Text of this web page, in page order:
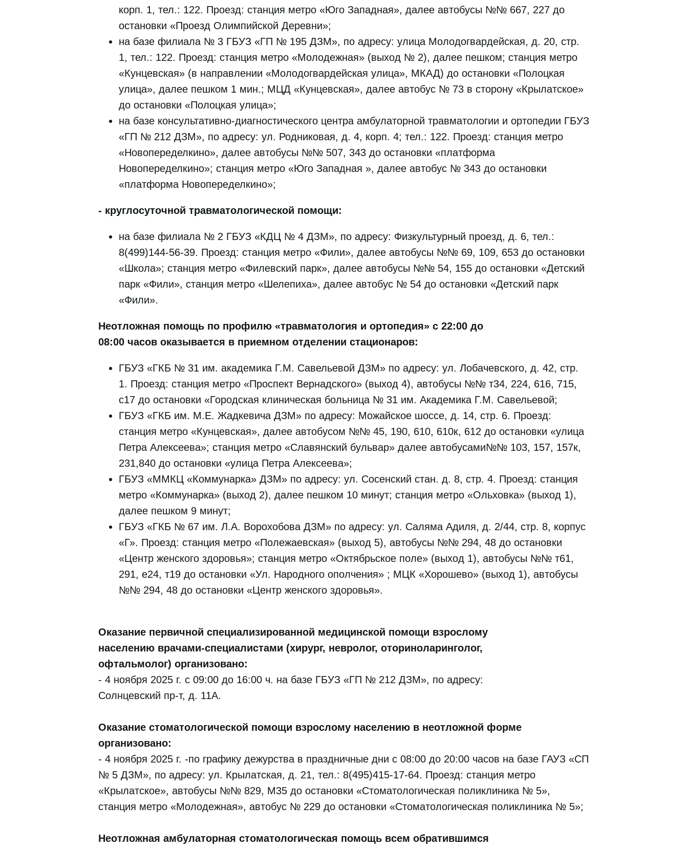
корп. 1, тел.: 122. Проезд: станция метро «Юго Западная», далее автобусы №№ 667, 227 до
остановки «Проезд Олимпийской Деревни»;
на базе филиала № 3 ГБУЗ «ГП № 195 ДЗМ», по адресу: улица Молодогвардейская, д. 20, стр.
1, тел.: 122. Проезд: станция метро «Молодежная» (выход № 2), далее пешком; станция метро
«Кунцевская» (в направлении «Молодогвардейская улица», МКАД) до остановки «Полоцкая
улица», далее пешком 1 мин.; МЦД «Кунцевская», далее автобус № 73 в сторону «Крылатское»
до остановки «Полоцкая улица»;
на базе консультативно-диагностического центра амбулаторной травматологии и ортопедии ГБУЗ
«ГП № 212 ДЗМ», по адресу: ул. Родниковая, д. 4, корп. 4; тел.: 122. Проезд: станция метро
«Новопеределкино», далее автобусы №№ 507, 343 до остановки «платформа
Новопеределкино»; станция метро «Юго Западная », далее автобус № 343 до остановки
«платформа Новопеределкино»;
- круглосуточной травматологической помощи:
на базе филиала № 2 ГБУЗ «КДЦ № 4 ДЗМ», по адресу: Физкультурный проезд, д. 6, тел.:
8(499)144-56-39. Проезд: станция метро «Фили», далее автобусы №№ 69, 109, 653 до остановки
«Школа»; станция метро «Филевский парк», далее автобусы №№ 54, 155 до остановки «Детский
парк «Фили», станция метро «Шелепиха», далее автобус № 54 до остановки «Детский парк
«Фили».
Неотложная помощь по профилю «травматология и ортопедия» с 22:00 до
08:00 часов оказывается в приемном отделении стационаров:
ГБУЗ «ГКБ № 31 им. академика Г.М. Савельевой ДЗМ» по адресу: ул. Лобачевского, д. 42, стр.
1. Проезд: станция метро «Проспект Вернадского» (выход 4), автобусы №№ т34, 224, 616, 715,
с17 до остановки «Городская клиническая больница № 31 им. Академика Г.М. Савельевой;
ГБУЗ «ГКБ им. М.Е. Жадкевича ДЗМ» по адресу: Можайское шоссе, д. 14, стр. 6. Проезд:
станция метро «Кунцевская», далее автобусом №№ 45, 190, 610, 610к, 612 до остановки «улица
Петра Алексеева»; станция метро «Славянский бульвар» далее автобусами№№ 103, 157, 157к,
231,840 до остановки «улица Петра Алексеева»;
ГБУЗ «ММКЦ «Коммунарка» ДЗМ» по адресу: ул. Сосенский стан. д. 8, стр. 4. Проезд: станция
метро «Коммунарка» (выход 2), далее пешком 10 минут; станция метро «Ольховка» (выход 1),
далее пешком 9 минут;
ГБУЗ «ГКБ № 67 им. Л.А. Ворохобова ДЗМ» по адресу: ул. Саляма Адиля, д. 2/44, стр. 8, корпус
«Г». Проезд: станция метро «Полежаевская» (выход 5), автобусы №№ 294, 48 до остановки
«Центр женского здоровья»; станция метро «Октябрьское поле» (выход 1), автобусы №№ т61,
291, е24, т19 до остановки «Ул. Народного ополчения» ; МЦК «Хорошево» (выход 1), автобусы
№№ 294, 48 до остановки «Центр женского здоровья».
Оказание первичной специализированной медицинской помощи взрослому
населению врачами-специалистами (хирург, невролог, оториноларинголог,
офтальмолог) организовано:
- 4 ноября 2025 г. с 09:00 до 16:00 ч. на базе ГБУЗ «ГП № 212 ДЗМ», по адресу:
Солнцевский пр-т, д. 11A.
Оказание стоматологической помощи взрослому населению в неотложной форме
организовано:
- 4 ноября 2025 г. -по графику дежурства в праздничные дни с 08:00 до 20:00 часов на базе ГАУЗ «СП
№ 5 ДЗМ», по адресу: ул. Крылатская, д. 21, тел.: 8(495)415-17-64. Проезд: станция метро
«Крылатское», автобусы №№ 829, М35 до остановки «Стоматологическая поликлиника № 5»,
станция метро «Молодежная», автобус № 229 до остановки «Стоматологическая поликлиника № 5»;
Неотложная амбулаторная стоматологическая помощь всем обратившимся